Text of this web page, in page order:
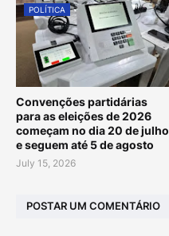
POLÍTICA
Convenções partidárias
para as eleições de 2026
começam no dia 20 de julho
e seguem até 5 de agosto
July 15, 2026
POSTAR UM COMENTÁRIO